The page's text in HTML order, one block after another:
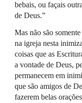
bebais, ou façais
de Deus.”
Mas não são
na igreja nesta
coisas que as
a vontade de Deus,
permanecem em
que são amigos de
fazerem belas